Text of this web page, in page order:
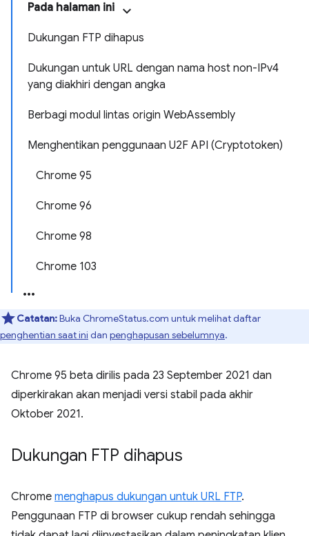
Pada halaman ini
Dukungan FTP dihapus
Dukungan untuk URL dengan nama host non-IPv4
yang diakhiri dengan angka
Berbagi modul lintas origin WebAssembly
Menghentikan penggunaan U2F API (Cryptotoken)
Chrome 95
Chrome 96
Chrome 98
Chrome 103
Catatan:Buka ChromeStatus.com untuk melihat daftar
penghentian saat ini dan penghapusan sebelumnya.
Chrome 95 beta dirilis pada 23 September 2021 dan
diperkirakan akan menjadi versi stabil pada akhir
Oktober 2021.
Dukungan FTP dihapus
Chrome menghapus dukungan untuk URL FTP.
Penggunaan FTP di browser cukup rendah sehingga